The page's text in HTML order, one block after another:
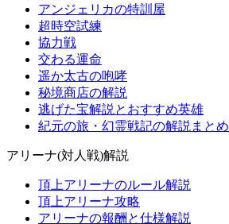
アンジェリカの特訓屋
超時空試練
協力戦
交わる運命
遥か太古の咆哮
秘境商店の解説
逃げた宝解説とおすすめ英雄
紀元の旅・幻霊戦記の解説まとめ
アリーナ(対人戦)解説
頂上アリーナのルール解説
頂上アリーナ攻略
アリーナの報酬と仕様解説